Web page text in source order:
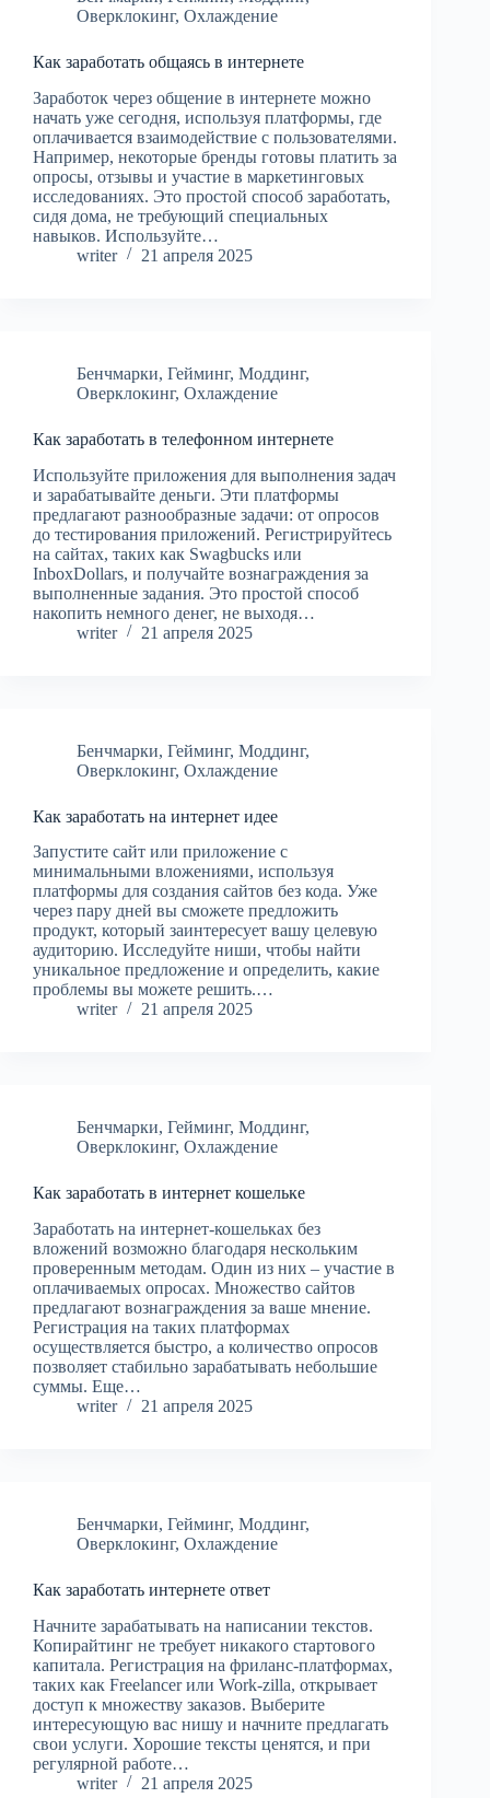
Оверклокинг, Охлаждение
Как заработать общаясь в интернете
Заработок через общение в интернете можно
начать уже сегодня, используя платформы, где
оплачивается взаимодействие с пользователями.
Например, некоторые бренды готовы платить за
опросы, отзывы и участие в маркетинговых
исследованиях. Это простой способ заработать,
сидя дома, не требующий специальных
навыков. Используйте…
writer
21 апреля 2025
Бенчмарки, Гейминг, Моддинг,
Оверклокинг, Охлаждение
Как заработать в телефонном интернете
Используйте приложения для выполнения задач
и зарабатывайте деньги. Эти платформы
предлагают разнообразные задачи: от опросов
до тестирования приложений. Регистрируйтесь
на сайтах, таких как Swagbucks или
InboxDollars, и получайте вознаграждения за
выполненные задания. Это простой способ
накопить немного денег, не выходя…
writer
21 апреля 2025
Бенчмарки, Гейминг, Моддинг,
Оверклокинг, Охлаждение
Как заработать на интернет идее
Запустите сайт или приложение с
минимальными вложениями, используя
платформы для создания сайтов без кода. Уже
через пару дней вы сможете предложить
продукт, который заинтересует вашу целевую
аудиторию. Исследуйте ниши, чтобы найти
уникальное предложение и определить, какие
проблемы вы можете решить.…
writer
21 апреля 2025
Бенчмарки, Гейминг, Моддинг,
Оверклокинг, Охлаждение
Как заработать в интернет кошельке
Заработать на интернет-кошельках без
вложений возможно благодаря нескольким
проверенным методам. Один из них – участие в
оплачиваемых опросах. Множество сайтов
предлагают вознаграждения за ваше мнение.
Регистрация на таких платформах
осуществляется быстро, а количество опросов
позволяет стабильно зарабатывать небольшие
суммы. Еще…
writer
21 апреля 2025
Бенчмарки, Гейминг, Моддинг,
Оверклокинг, Охлаждение
Как заработать интернете ответ
Начните зарабатывать на написании текстов.
Копирайтинг не требует никакого стартового
капитала. Регистрация на фриланс-платформах,
таких как Freelancer или Work-zilla, открывает
доступ к множеству заказов. Выберите
интересующую вас нишу и начните предлагать
свои услуги. Хорошие тексты ценятся, и при
регулярной работе…
writer
21 апреля 2025